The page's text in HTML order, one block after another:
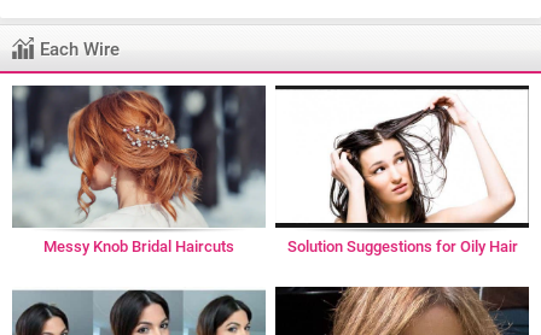
Each Wire
Messy Knob Bridal Haircuts Solution Suggestions for Oily Hair